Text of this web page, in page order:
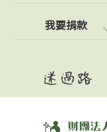
我要捐款